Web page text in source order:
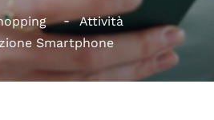
Attività
Smartphone